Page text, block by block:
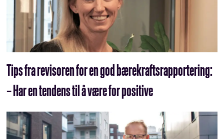
Tips fra revisoren for en god bærekraftsrapportering:
– Har en tendens til å være for positive